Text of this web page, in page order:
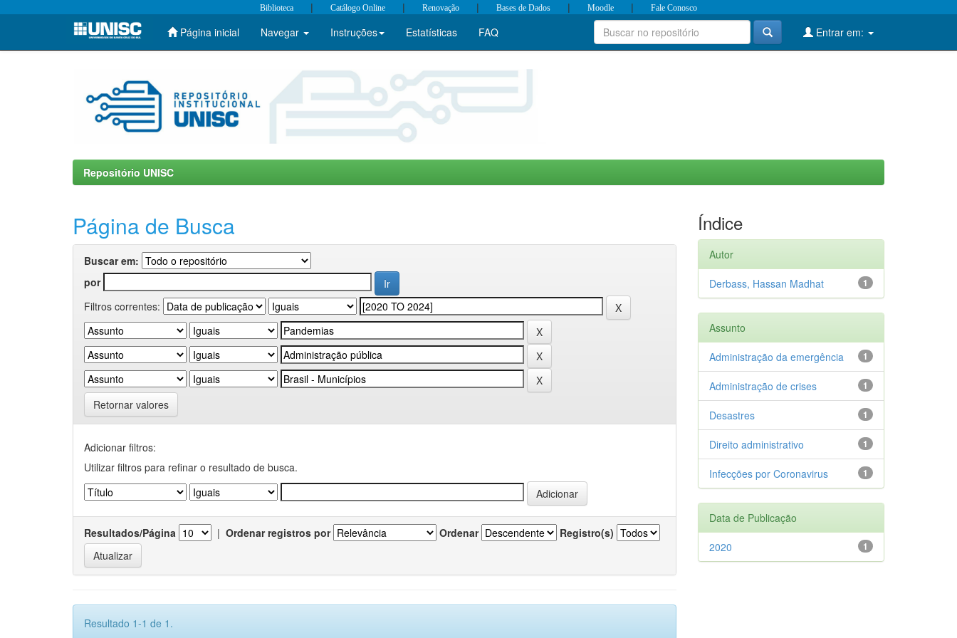
Skip
Biblioteca | Catálogo Online | Renovação | Bases de Dados | Moodle | Fale Conosco
Página inicial Navegar Instruções Estatísticas FAQ Entrar em:
Repositório UNISC
Página de Busca
Buscar em:
por
Filtros correntes:
Retornar valores
Adicionar filtros:
Utilizar filtros para refinar o resultado de busca.
Resultados/Página | Ordenar registros por Ordenar Registro(s)
Resultado 1-1 de 1.
Índice
Autor
1
Derbass, Hassan Madhat
Assunto
1
Administração da emergência
1
Administração de crises
1
Desastres
1
Direito administrativo
1
Infecções por Coronavirus
Data de Publicação
1
2020